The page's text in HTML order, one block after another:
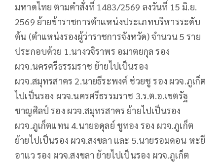
มหาดไทย ตามคำสั่งที่ 1483/2569 ลงวันที่ 15 มิ.ย.
2569 ย้ายข้าราชการตำแหน่งประเภทบริหารระดับ
ต้น (ตำแหน่งรองผู้ว่าราชการจังหวัด) จำนวน 5 ราย
ประกอบด้วย 1.นางวจิราพร อมาตยกุล รอง
ผวจ.นครศรีธรรมราช ย้ายไปเป็นรอง
ผวจ.สมุทรสาคร 2.นายธีระพงศ์ ช่วยชู รอง ผวจ.ภูเก็ต
ไปเป็นรอง ผวจ.นครศรีธรรมราช 3.ร.ต.อ.เขตรัฐ
ชาญศิลป์ รอง ผวจ.สมุทรสาคร ย้ายไปเป็นรอง
ผวจ.ภูเก็ตแทน 4.นายอดุลย์ ชูทอง รอง ผวจ.ภูเก็ต
ย้ายไปเป็นรอง ผวจ.สงขลา และ 5.นายรอมดอน หะยี
อาแว รอง ผวจ.สงขลา ย้ายไปเป็นรอง ผวจ.ภูเก็ต